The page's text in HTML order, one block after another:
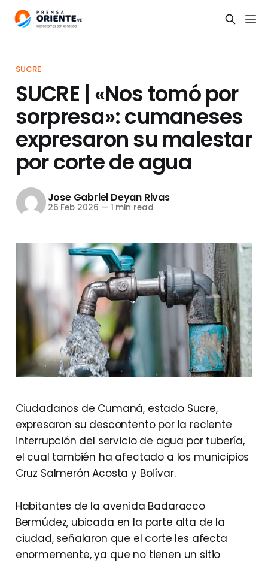
SUCRE
SUCRE | «Nos tomó por
sorpresa»: cumaneses
expresaron su malestar
por corte de agua
Jose Gabriel Deyan Rivas
26 Feb 2026 — 1 min read
Ciudadanos de Cumaná, estado Sucre,
expresaron su descontento por la reciente
interrupción del servicio de agua por tubería,
el cual también ha afectado a los municipios
Cruz Salmerón Acosta y Bolívar.
Habitantes de la avenida Badaracco
Bermúdez, ubicada en la parte alta de la
ciudad, señalaron que el corte les afecta
enormemente, ya que no tienen un sitio